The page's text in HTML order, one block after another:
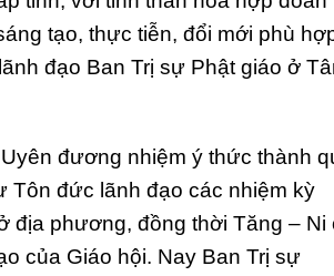
tạo, thực tiễn, đổi mới phù
đạo Ban Trị sự Phật giáo ở
đương nhiệm ý thức thành
đức lãnh đạo các nhiệm kỳ
địa phương, đồng thời Tăng – Ni
của Giáo hội. Nay Ban Trị sự